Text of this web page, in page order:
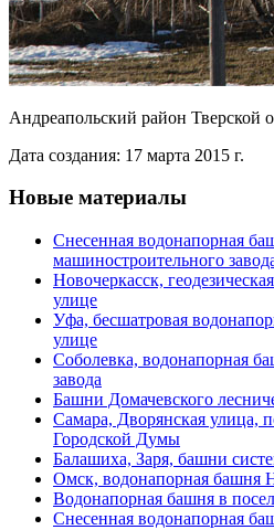
Андреапольский район Тверской
Дата создания: 17 марта 2015 г.
Новые материалы
Снесенная водонапорная
машиностроительного
Новочеркасск,
улице
Уфа, бесшатровая
улице
Соболевка, водонапорная
завода
Башни Домачевского
Самара, Дворянская улица,
Городской Думы
Балашиха, Заря, башни
Омск, водонапорная башня
Водонапорная башня в
Снесенная водонапорная